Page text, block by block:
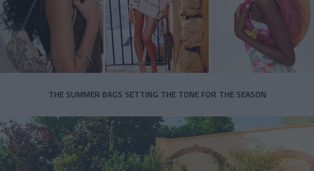
THE SUMMER BAGS SETTING THE TONE FOR THE SEASON